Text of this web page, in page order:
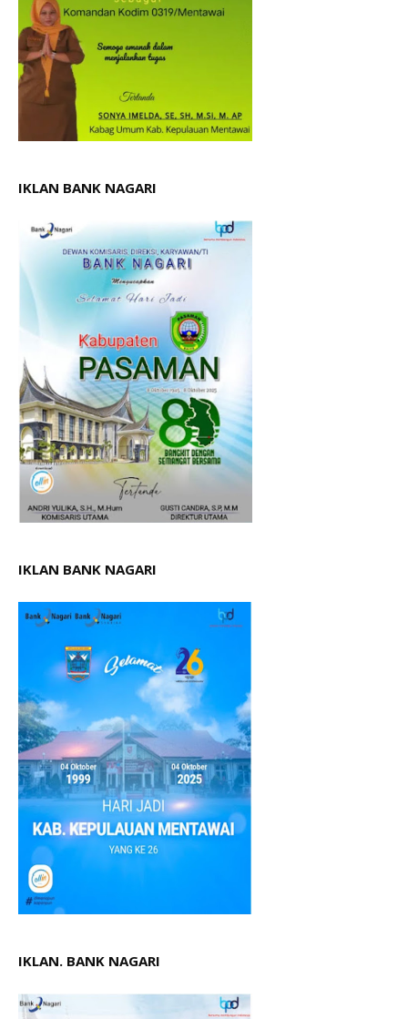
IKLAN BANK NAGARI
IKLAN BANK NAGARI
IKLAN. BANK NAGARI